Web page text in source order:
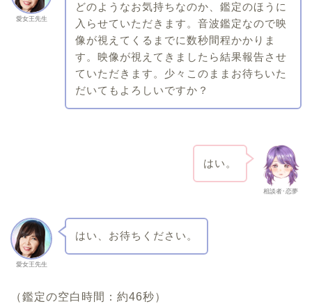
愛女王先生
どのようなお気持ちなのか、鑑定のほうに
入らせていただきます。音波鑑定なので映
像が視えてくるまでに数秒間程かかりま
す。映像が視えてきましたら結果報告させ
ていただきます。少々このままお待ちいた
だいてもよろしいですか？
相談者･恋夢
はい。
愛女王先生
はい、お待ちください。
（鑑定の空白時間：約46秒）